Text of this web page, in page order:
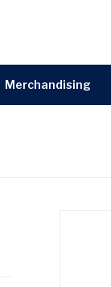
merchandising